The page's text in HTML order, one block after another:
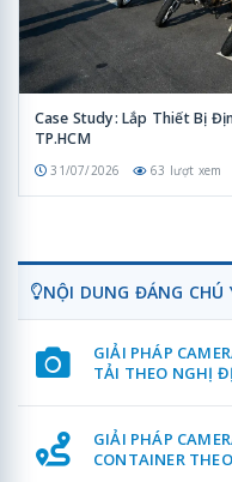
Case Study: Lắp Thiết Bị
TP.HCM
31/07/2026 63 lượt xem
NỘI DUNG ĐÁNG CHÚ
GIẢI PHÁP
TẢI THEO NGHỊ
GIẢI PHÁP
CONTAINER